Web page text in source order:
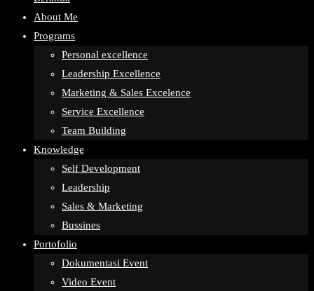
About Me
Programs
Personal excellence
Leadership Excellence
Marketing & Sales Excelence
Service Excellence
Team Building
Knowledge
Self Development
Leadership
Sales & Marketing
Bussines
Portofolio
Dokumentasi Event
Video Event